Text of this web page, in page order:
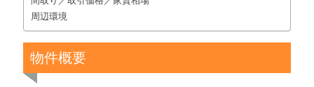
周辺環境
物件概要